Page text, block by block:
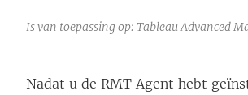
Is van toepassing op: Tableau Advanced
Nadat u de RMT Agent hebt